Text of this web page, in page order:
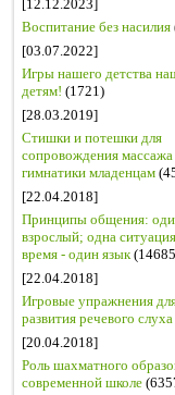
[12.12.2023]
Воспитание без насилия
[03.07.2022]
Игры нашего детства
детям! (1721)
[28.03.2019]
Стишки и потешки для
сопровождения
гимнатики младенцам
[22.04.2018]
Принципы общения:
взрослый; одна
время - один язык
[22.04.2018]
Игровые упражнения
развития речевого слуха
[20.04.2018]
Роль шахматного
современной школе